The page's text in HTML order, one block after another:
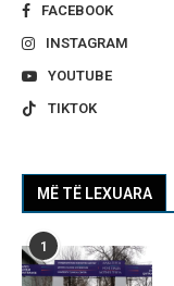
FACEBOOK
INSTAGRAM
YOUTUBE
TIKTOK
MË TË LEXUARA
1